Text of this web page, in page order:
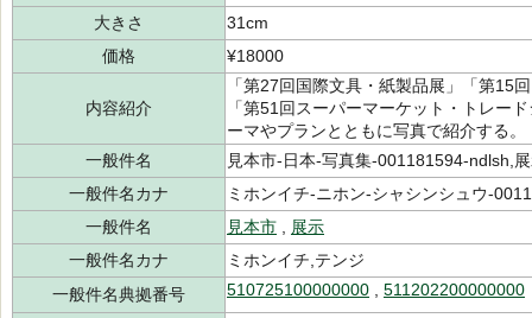
大きさ
31cm
価格
¥18000
内容紹介
「第27回国際文具・紙製品展」「第15
「第51回スーパーマーケット・トレー
ーマやプランとともに写真で紹介する。
一般件名
見本市-日本-写真集-001181594-ndlsh,
一般件名カナ
ミホンイチ-ニホン-シャシンシュウ-
一般件名
見本市
展示
一般件名カナ
ミホンイチ,テンジ
一般件名典拠番号
510725100000000 511202200000000